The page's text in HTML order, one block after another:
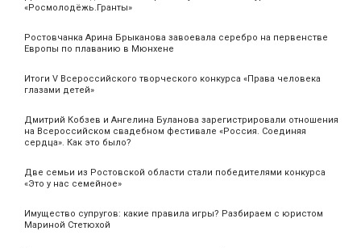
«Росмолодёжь.Гранты»
Ростовчанка Арина Брыканова завоевала серебро на первенстве
Европы по плаванию в Мюнхене
Итоги V Всероссийского творческого конкурса «Права человека
глазами детей»
Дмитрий Кобзев и Ангелина Буланова зарегистрировали отношения
на Всероссийском свадебном фестивале «Россия. Соединяя
сердца». Как это было?
Две семьи из Ростовской области стали победителями конкурса
«Это у нас семейное»
Имущество супругов: какие правила игры? Разбираем с юристом
Мариной Стетюхой